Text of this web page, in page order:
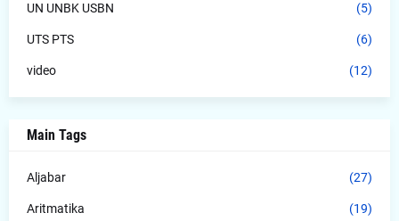
UN UNBK USBN (5)
UTS PTS (6)
video (12)
Main Tags
Aljabar (27)
Aritmatika (19)